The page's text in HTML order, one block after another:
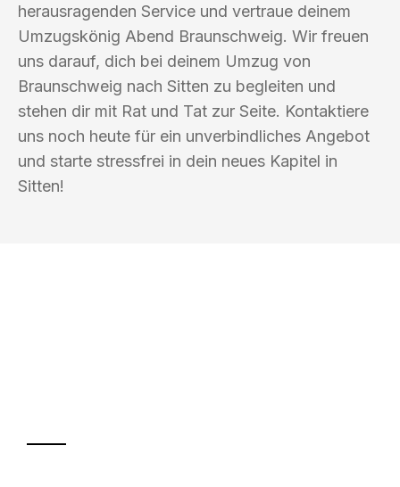
herausragenden Service und vertraue deinem
Umzugskönig Abend Braunschweig. Wir freuen
uns darauf, dich bei deinem Umzug von
Braunschweig nach Sitten zu begleiten und
stehen dir mit Rat und Tat zur Seite. Kontaktiere
uns noch heute für ein unverbindliches Angebot
und starte stressfrei in dein neues Kapitel in
Sitten!